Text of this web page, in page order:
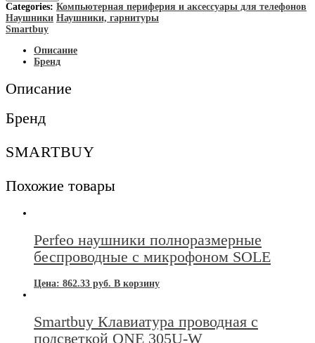
Categories: Компьютерная периферия и аксессуары для телефонов
Наушники Наушники, гарнитуры
Smartbuy
Описание
Бренд
Описание
Бренд
SMARTBUY
Похожие товары
Perfeo наушники полноразмерные
беспроводные с микрофоном SOLE
Цена: 862.33 руб. В корзину
Smartbuy Клавиатура проводная с
подсветкой ONE 305U-W